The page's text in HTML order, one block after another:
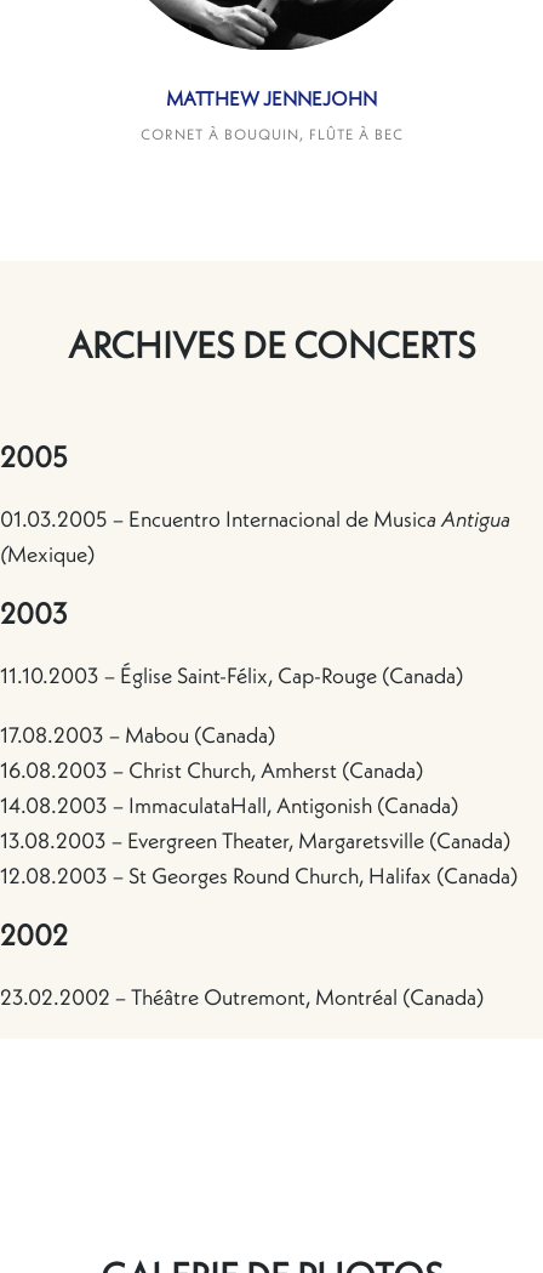
MATTHEW JENNEJOHN
CORNET À BOUQUIN, FLÛTE À BEC
ARCHIVES DE CONCERTS
2005
01.03.2005 – Encuentro Internacional de Musica Antigua
(Mexique)
2003
11.10.2003 – Église Saint-Félix, Cap-Rouge (Canada)
17.08.2003 – Mabou (Canada)
16.08.2003 – Christ Church, Amherst (Canada)
14.08.2003 – ImmaculataHall, Antigonish (Canada)
13.08.2003 – Evergreen Theater, Margaretsville (Canada)
12.08.2003 – St Georges Round Church, Halifax (Canada)
2002
23.02.2002 – Théâtre Outremont, Montréal (Canada)